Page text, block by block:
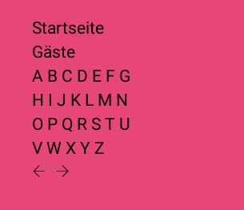
Startseite
Gäste
A B C D E F G
H I J K L M N
O P Q R S T U
V W X Y Z